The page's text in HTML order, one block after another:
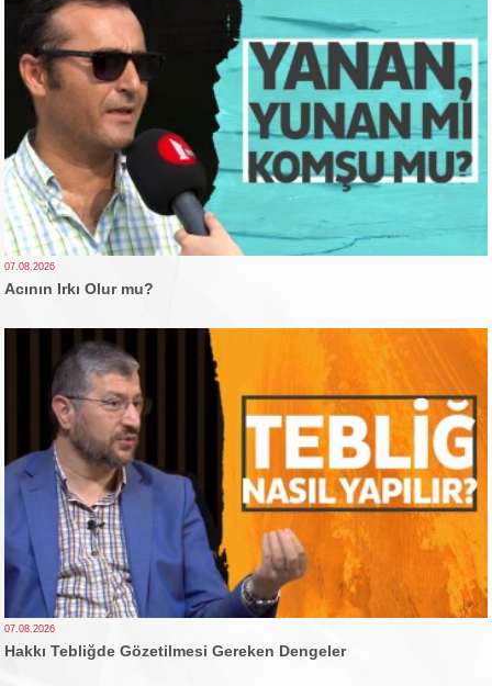
07.08.2026
Acının Irkı Olur mu?
07.08.2026
Hakkı Tebliğde Gözetilmesi Gereken Dengeler